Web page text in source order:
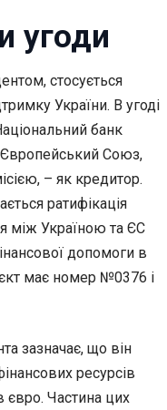
угоди
стосується
України. В угоді
банк
Європейський Союз,
– як кредитор.
ратифікація
між Україною та ЄС
допомоги в
має номер №0376 і
зазначає, що він
ресурсів
євро. Частина цих